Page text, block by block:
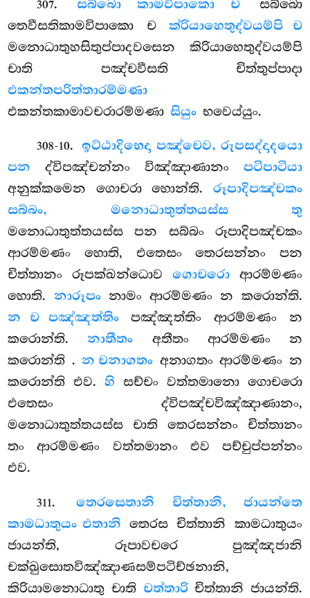
307. සබ්බො කාමවිපාකො චසබ්බො
තෙවීසතිකාමවිපාකො චක්රියාහෙතුද්වයම්පි ච
මනොධාතුහසිතුප්පාදවසෙන කිරියාහෙතුද්වයම්පි
චාති පඤ්චවීසති චිත්තුප්පාදා
එකන්තපරිත්තාරම්මණා
එකන්තකාමාවචරාරම්මණාසියුං භවෙය්යුං.
308-10. ඉට්ඨාදිභෙදා පඤ්චෙව, රූපසද්දාදයො
පන ද්විපඤ්චන්නං විඤ්ඤාණානං පටිපාටියා
අනුක්කමෙන ගොචරා හොන්ති. රූපාදිපඤ්චකං
සබ්බං, මනොධාතුත්තයස්ස තු
මනොධාතුත්තයස්ස පන සබ්බං රූපාදිපඤ්චකං
ආරම්මණං හොති, එතෙසං තෙරසන්නං පන
චිත්තානං රූපක්ඛන්ධොව ගොචරොආරම්මණං
හොති. නාරූපංනාමං ආරම්මණං න කරොන්ති.
න ච පඤ්ඤත්තිංපඤ්ඤත්තිං ආරම්මණං න
කරොන්ති.නාතීතං අතීතං ආරම්මණං න
කරොන්ති .න චනාගතං අනාගතං ආරම්මණං න
කරොන්ති එව.හි සච්චං වත්තමානො ගොචරො
එතෙසං ද්විපඤ්චවිඤ්ඤාණානං,
මනොධාතුත්තයස්ස චාති තෙරසන්නං චිත්තානං
තං ආරම්මණං වත්තමානං එව පච්චුප්පන්නං
එව.
311.තෙරසෙතානි චිත්තානි, ජායන්තෙ
කාමධාතුයං එතානි තෙරස චිත්තානි කාමධාතුයං
ජායන්ති, රූපාවචරෙ පුඤ්ඤජානි
චක්ඛුසොතවිඤ්ඤාණසම්පටිච්ඡනානි,
කිරියාමනොධාතු චාති චත්තාරිචිත්තානි ජායන්ති.